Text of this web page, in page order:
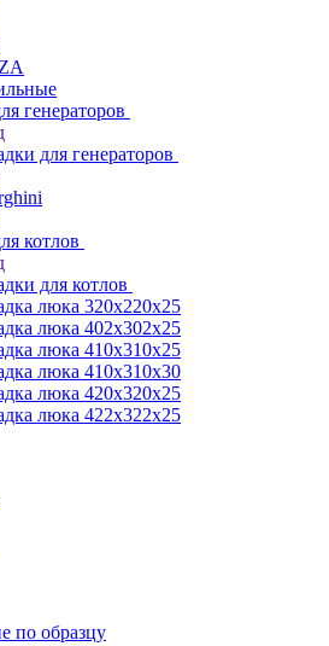
генераторов
для генераторов
котлов
для котлов
люка 320x220x25
люка 402x302x25
люка 410x310x25
люка 410х310х30
люка 420x320x25
люка 422x322x25
по образцу